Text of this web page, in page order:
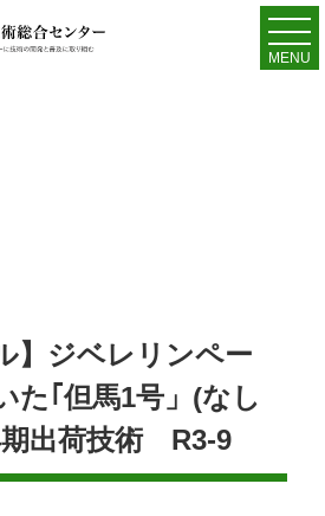
MENU
】ジベレリンペー
た｢但馬1号」(なし
出荷技術 R3-9